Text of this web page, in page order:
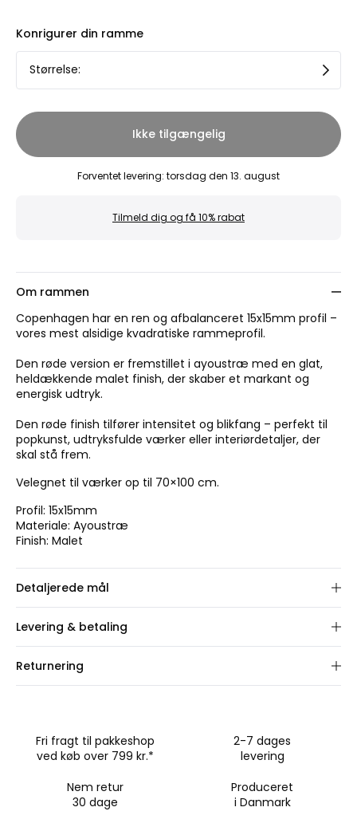
Konrigurer din ramme
Størrelse:
Ikke tilgængelig
Forventet levering: torsdag den 13. august
Tilmeld dig og få 10% rabat
Om rammen
Copenhagen har en ren og afbalanceret 15x15mm profil –
vores mest alsidige kvadratiske rammeprofil.
Den røde version er fremstillet i ayoustræ med en glat,
heldækkende malet finish, der skaber et markant og
energisk udtryk.
Den røde finish tilfører intensitet og blikfang – perfekt til
popkunst, udtryksfulde værker eller interiørdetaljer, der
skal stå frem.
Velegnet til værker op til 70×100 cm.
Profil: 15x15mm
Materiale: Ayoustræ
Finish: Malet
Detaljerede mål
Vælg rammestørrelse.
Levering & betaling
pakken typisk inden for 1-3 dage.
Pay samt delbetaling med Klarna, Anyday og ViaBill.
Returnering
Rammer op til 70×100 cm:
Vi sender dig en returlabel til
pakkeshop (49 kr.).
Rammer over 70×100 cm:
Du står selv for forsendelsen
Fri fragt til pakkeshop
ved køb over 799 kr.*
2-7 dages
levering
Nem retur
30 dage
Produceret
i Danmark